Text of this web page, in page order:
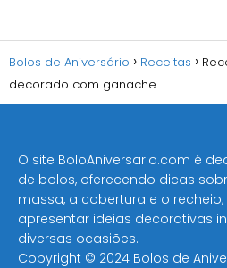
Bolos de Aniversário Receitas
decorado com ganache
O site BoloAniversario.com é
de bolos, oferecendo dicas
massa, a cobertura e o
apresentar ideias decorativas
diversas ocasiões​.
Copyright © 2024 Bolos de